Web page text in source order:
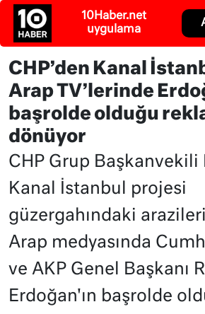
CHP’den Kanal
Arap TV’lerinde
başrolde olduğu
dönüyor
CHP Grup Başkanvekili
Kanal İstanbul projesi
güzergahındaki
Arap medyasında
ve AKP Genel Başkanı
Erdoğan'ın başrolde